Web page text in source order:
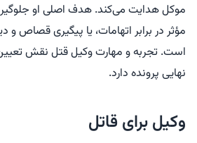
موکل هدایت می‌کند. هدف اصلی او
مؤثر در برابر اتهامات، یا پیگیری قصاص و
است. تجربه و مهارت وکیل قتل نقش
نهایی پرونده دارد.
وکیل برای قاتل